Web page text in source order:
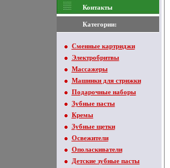
Контакты
Категории:
Сменные картриджи
Электробритвы
Массажеры
Машинки для стрижки
Подарочные наборы
Зубные пасты
Кремы
Зубные щетки
Освежители
Ополаскиватели
Детские зубные пасты